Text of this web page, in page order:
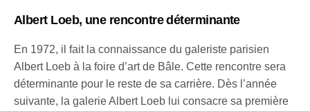
Albert Loeb, une rencontre déterminante
En 1972, il fait la connaissance du galeriste parisien
Albert Loeb à la foire d’art de Bâle. Cette rencontre sera
déterminante pour le reste de sa carrière. Dès l’année
suivante, la galerie Albert Loeb lui consacre sa première